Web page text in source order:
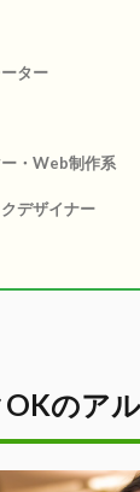
ター
・Web制作系
デザイナー
のア